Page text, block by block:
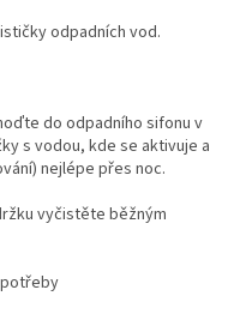
odpadních vod.
do odpadního sifonu v
s vodou, kde se aktivuje a
nejlépe přes noc.
vyčistěte běžným